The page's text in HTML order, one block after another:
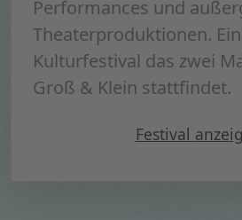
Performances und
Theaterproduktionen.
Kulturfestival das zwei
Groß & Klein stattfindet.
Festival